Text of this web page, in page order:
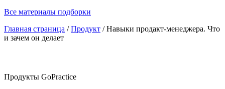
Все материалы подборки
Главная страница /Продукт /Навыки продакт-менеджера. Что
и зачем он делает
Продукты GoPractice